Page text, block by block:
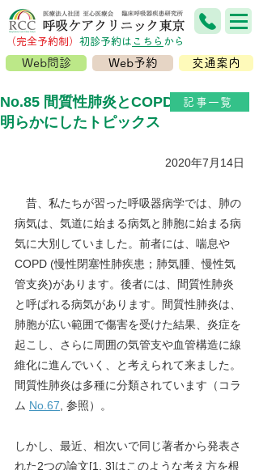
（完全予約制） ​初診予約は こちら から
Web問診 Web予約 交通案内
No.85 間質性肺炎とCOPDの類似性を
明らかにしたトピックス
2020年7月14日
昔、私たちが習った呼吸器病学では、肺の
病気は、気道に始まる病気と肺胞に始まる病
気に大別していました。前者には、喘息や
COPD (慢性閉塞性肺疾患；肺気腫、慢性気
管支炎)があります。後者には、間質性肺炎
と呼ばれる病気があります。間質性肺炎は、
肺胞が広い範囲で傷害を受けた結果、炎症を
起こし、さらに周囲の気管支や血管構造に線
維化に進んでいく、と考えられて来ました。
間質性肺炎は多種に分類されています（コラ
ム No.67 , 参照）。
しかし、最近、相次いで同じ著者から発表さ
れた2つの論文[1, 3]はこのような考え方を根
記事一覧